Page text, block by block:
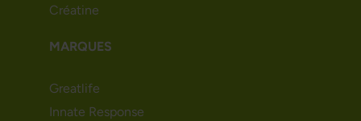
Créatine
MARQUES
Greatlife
Innate Response